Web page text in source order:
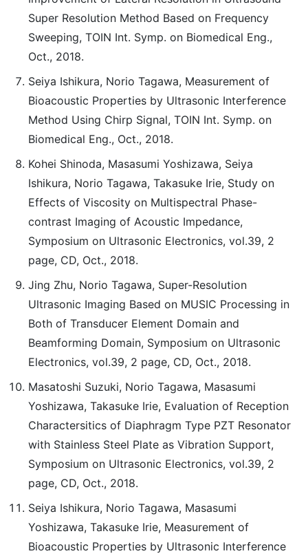
Super Resolution Method Based on Frequency
Sweeping, TOIN Int. Symp. on Biomedical Eng.,
Oct., 2018.
Seiya Ishikura, Norio Tagawa, Measurement of
Bioacoustic Properties by Ultrasonic Interference
Method Using Chirp Signal, TOIN Int. Symp. on
Biomedical Eng., Oct., 2018.
Kohei Shinoda, Masasumi Yoshizawa, Seiya
Ishikura, Norio Tagawa, Takasuke Irie, Study on
Effects of Viscosity on Multispectral Phase-
contrast Imaging of Acoustic Impedance,
Symposium on Ultrasonic Electronics, vol.39, 2
page, CD, Oct., 2018.
Jing Zhu, Norio Tagawa, Super-Resolution
Ultrasonic Imaging Based on MUSIC Processing in
Both of Transducer Element Domain and
Beamforming Domain, Symposium on Ultrasonic
Electronics, vol.39, 2 page, CD, Oct., 2018.
Masatoshi Suzuki, Norio Tagawa, Masasumi
Yoshizawa, Takasuke Irie, Evaluation of Reception
Charactersitics of Diaphragm Type PZT Resonator
with Stainless Steel Plate as Vibration Support,
Symposium on Ultrasonic Electronics, vol.39, 2
page, CD, Oct., 2018.
Seiya Ishikura, Norio Tagawa, Masasumi
Yoshizawa, Takasuke Irie, Measurement of
Bioacoustic Properties by Ultrasonic Interference